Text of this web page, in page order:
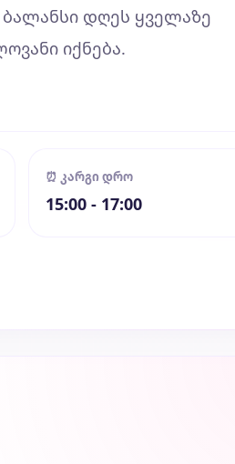
ბალანსი დღეს ყველაზე
იქნება.
⏰ კარგი დრო
15:00 - 17:00